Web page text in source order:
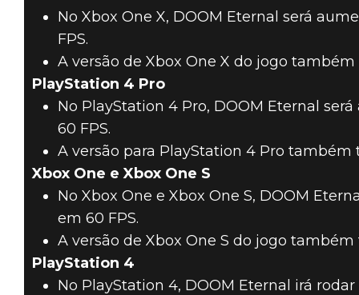
No Xbox One X, DOOM Eternal será
FPS.
A versão de Xbox One X do jogo
PlayStation 4 Pro
No PlayStation 4 Pro, DOOM Eternal
60 FPS.
A versão para PlayStation 4 Pro também
Xbox One e Xbox One S
No Xbox One e Xbox One S, DOOM
em 60 FPS.
A versão de Xbox One S do jogo
PlayStation 4
No PlayStation 4, DOOM Eternal irá rodar